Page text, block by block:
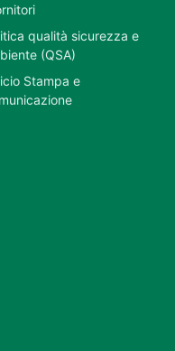
qualità sicurezza e
(QSA)
Stampa e